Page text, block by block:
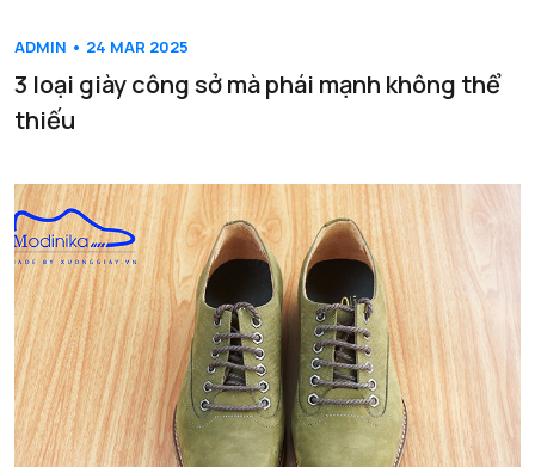
ADMIN • 24 MAR 2025
3 loại giày công sở mà phái mạnh không thể
thiếu